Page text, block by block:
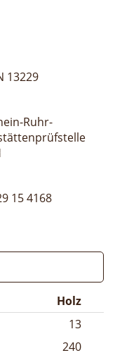
13229
Ruhr-
15 4168
Holz
13
240